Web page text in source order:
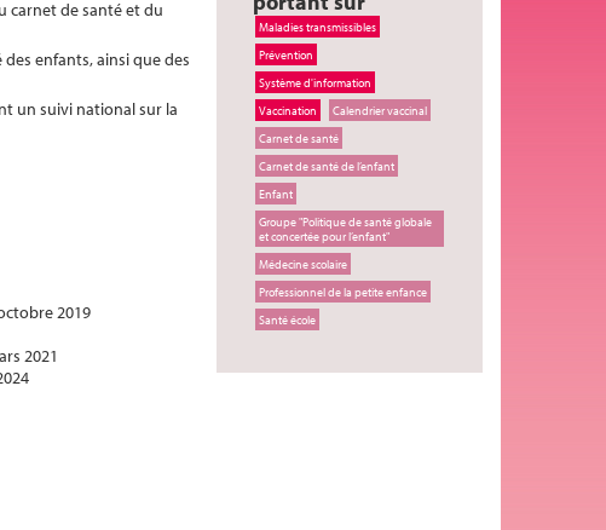
Maladies transmissibles
Prévention
Système d'information
Vaccination
Calendrier vaccinal
Carnet de santé
Carnet de santé de l’enfant
Enfant
Groupe "Politique de santé globale
et concertée pour l’enfant"
Médecine scolaire
Professionnel de la petite enfance
Santé école
carnet de santé et du
enfants, ainsi que des
un suivi national sur la
2019
2021